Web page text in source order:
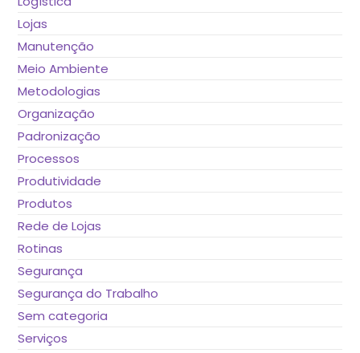
Lojas
Manutenção
Meio Ambiente
Metodologias
Organização
Padronização
Processos
Produtividade
Produtos
Rede de Lojas
Rotinas
Segurança
Segurança do Trabalho
Sem categoria
Serviços